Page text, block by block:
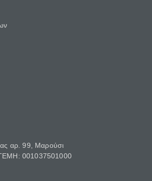
αρ. 99, Μαρούσι
001037501000